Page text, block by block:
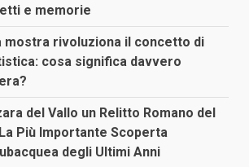
e memorie
mostra rivoluziona il concetto di
cosa significa davvero
del Vallo un Relitto Romano del
La Più Importante Scoperta
degli Ultimi Anni